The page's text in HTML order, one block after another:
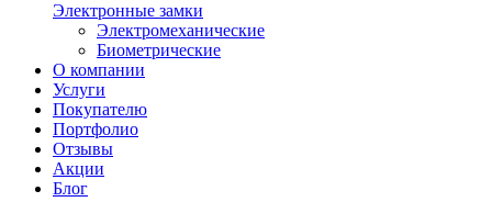
Электронные замки
Электромеханические
Биометрические
О компании
Услуги
Покупателю
Портфолио
Отзывы
Акции
Блог